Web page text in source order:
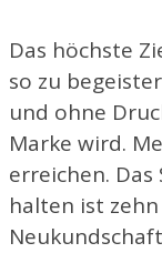
Das höchste
so zu
und ohne
Marke wird.
erreichen.
halten ist